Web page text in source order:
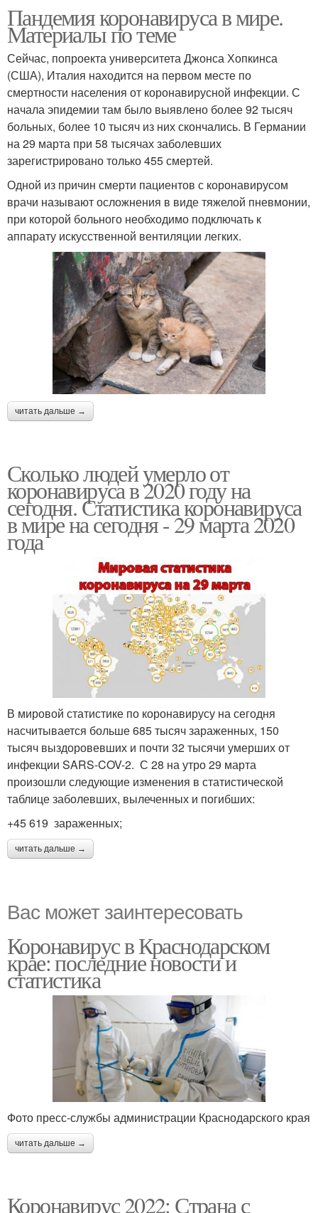
Пандемия коронавируса в мире.
Материалы по теме
Сейчас, попроекта университета Джонса Хопкинса
(США), Италия находится на первом месте по
смертности населения от коронавирусной инфекции. С
начала эпидемии там было выявлено более 92 тысяч
больных, более 10 тысяч из них скончались. В Германии
на 29 марта при 58 тысячах заболевших
зарегистрировано только 455 смертей.
Одной из причин смерти пациентов с коронавирусом
врачи называют осложнения в виде тяжелой пневмонии,
при которой больного необходимо подключать к
аппарату искусственной вентиляции легких.
читать дальше →
Сколько людей умерло от
коронавируса в 2020 году на
сегодня. Статистика коронавируса
в мире на сегодня - 29 марта 2020
года
В мировой статистике по коронавирусу на сегодня
насчитывается больше 685 тысяч зараженных, 150
тысяч выздоровевших и почти 32 тысячи умерших от
инфекции SARS-COV-2. С 28 на утро 29 марта
произошли следующие изменения в статистической
таблице заболевших, вылеченных и погибших:
+45 619 зараженных;
читать дальше →
Вас может заинтересовать
Коронавирус в Краснодарском
крае: последние новости и
статистика
Фото пресс-службы администрации Краснодарского края
читать дальше →
Коронавирус 2022: Страна с